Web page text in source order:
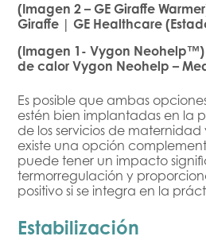
(Imagen 2 – GE Giraffe
Giraffe | GE Healthcare
(Imagen 1- Vygon
de calor Vygon Neohelp –
Es posible que ambas
estén bien implantadas en la
de los servicios de
existe una opción
puede tener un impacto
termorregulación y
positivo si se integra en la
Estabilización